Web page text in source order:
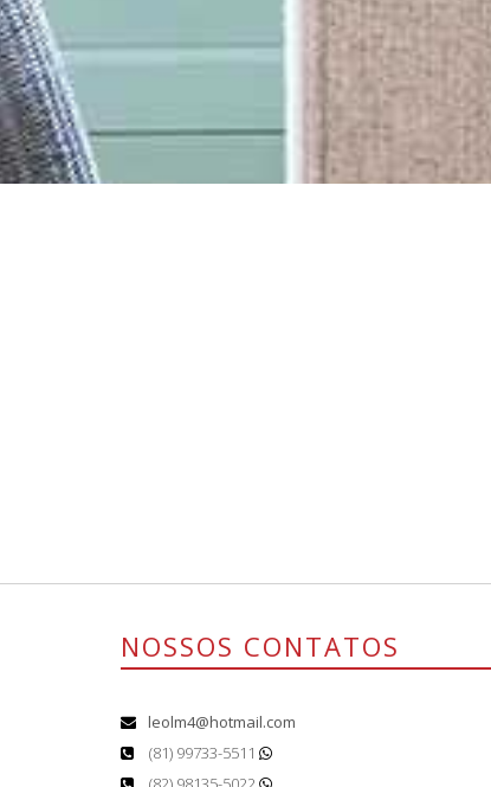
NOSSOS CONTATOS
leolm4@hotmail.com
(81) 99733-5511